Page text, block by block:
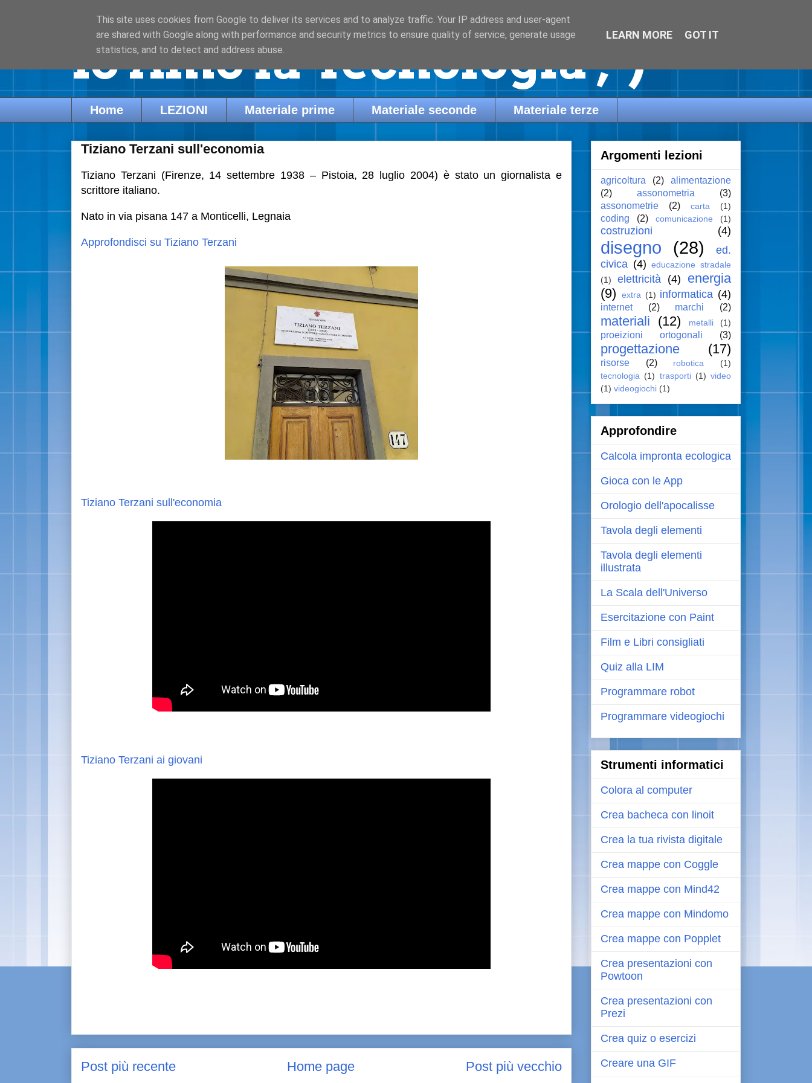
Io Amo la Tecnologia ;-)
Home LEZIONI Materiale prime Materiale seconde Materiale terze
Tiziano Terzani sull'economia
Tiziano Terzani (Firenze, 14 settembre 1938 – Pistoia, 28 luglio 2004) è stato un giornalista e
scrittore italiano.
Nato in via pisana 147 a Monticelli, Legnaia
Approfondisci su Tiziano Terzani
Tiziano Terzani sull'economia
Tiziano Terzani ai giovani
Post più recente Post più vecchio
Home page
Argomenti lezioni
agricoltura (2)
alimentazione
(2)
assonometria
(3)
assonometrie
(2) carta (1)
coding (2) comunicazione (1)
costruzioni (4)
disegno (28)
ed.
civica (4) educazione stradale
(1)
elettricità (4)
energia
(9)
extra (1) informatica (4)
internet (2) marchi (2)
materiali (12) metalli (1)
proeizioni ortogonali (3)
progettazione (17)
risorse (2) robotica
(1)
tecnologia (1) trasporti (1) video
(1) videogiochi (1)
Approfondire
Calcola impronta ecologica
Gioca con le App
Orologio dell'apocalisse
Tavola degli elementi
Tavola degli elementi
illustrata
La Scala dell'Universo
Esercitazione con Paint
Film e Libri consigliati
Quiz alla LIM
Programmare robot
Programmare videogiochi
Strumenti informatici
Colora al computer
Crea bacheca con linoit
Crea la tua rivista digitale
Crea mappe con Coggle
Crea mappe con Mind42
Crea mappe con Mindomo
Crea mappe con Popplet
Crea presentazioni con
Powtoon
Crea presentazioni con
Prezi
Crea quiz o esercizi
Creare una GIF
This site uses cookies from Google to deliver its services and to analyze traffic. Your IP address and user-agent
are shared with Google along with performance and security metrics to ensure quality of service, generate usage
statistics, and to detect and address abuse.
LEARN MORE GOT IT